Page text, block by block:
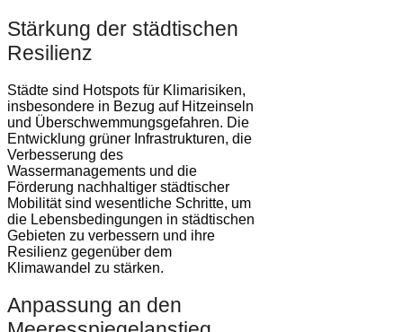
Stärkung der städtischen
Resilienz
Städte sind Hotspots für Klimarisiken,
insbesondere in Bezug auf Hitzeinseln
und Überschwemmungsgefahren. Die
Entwicklung grüner Infrastrukturen, die
Verbesserung des
Wassermanagements und die
Förderung nachhaltiger städtischer
Mobilität sind wesentliche Schritte, um
die Lebensbedingungen in städtischen
Gebieten zu verbessern und ihre
Resilienz gegenüber dem
Klimawandel zu stärken.
Anpassung an den